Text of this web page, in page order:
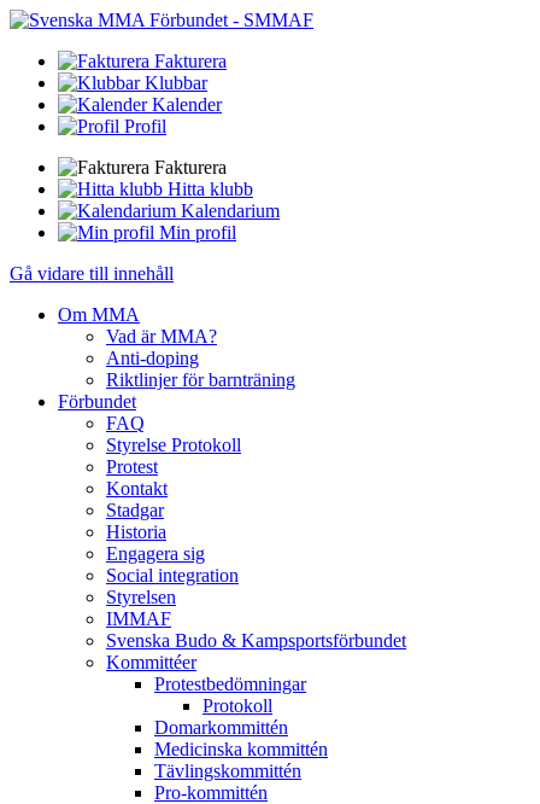
Fakturera
Klubbar
Kalender
Profil
Fakturera
Hitta klubb
Kalendarium
Min profil
Gå vidare till innehåll
Om MMA
Vad är MMA?
Anti-doping
Riktlinjer för barnträning
Förbundet
FAQ
Styrelse Protokoll
Protest
Kontakt
Stadgar
Historia
Engagera sig
Social integration
Styrelsen
IMMAF
Svenska Budo & Kampsportsförbundet
Kommittéer
Protestbedömningar
Protokoll
Domarkommittén
Medicinska kommittén
Tävlingskommittén
Pro-kommittén